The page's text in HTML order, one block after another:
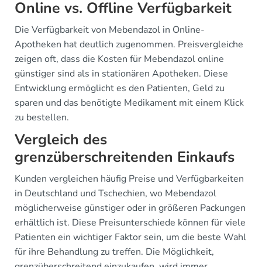
Online vs. Offline Verfügbarkeit
Die Verfügbarkeit von Mebendazol in Online-
Apotheken hat deutlich zugenommen. Preisvergleiche
zeigen oft, dass die Kosten für Mebendazol online
günstiger sind als in stationären Apotheken. Diese
Entwicklung ermöglicht es den Patienten, Geld zu
sparen und das benötigte Medikament mit einem Klick
zu bestellen.
Vergleich des
grenzüberschreitenden Einkaufs
Kunden vergleichen häufig Preise und Verfügbarkeiten
in Deutschland und Tschechien, wo Mebendazol
möglicherweise günstiger oder in größeren Packungen
erhältlich ist. Diese Preisunterschiede können für viele
Patienten ein wichtiger Faktor sein, um die beste Wahl
für ihre Behandlung zu treffen. Die Möglichkeit,